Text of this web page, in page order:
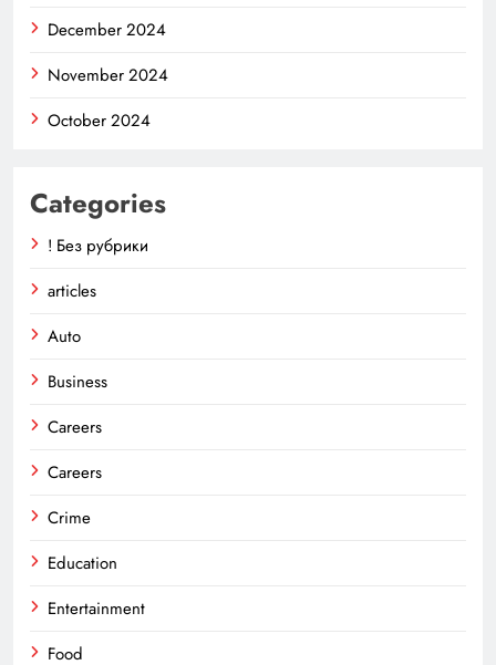
December 2024
November 2024
October 2024
Categories
! Без рубрики
articles
Auto
Business
Careers
Careers
Crime
Education
Entertainment
Food